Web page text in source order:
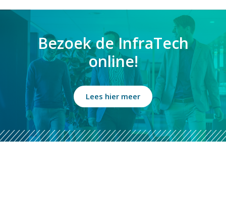
Bezoek de InfraTech
online!
Lees hier meer